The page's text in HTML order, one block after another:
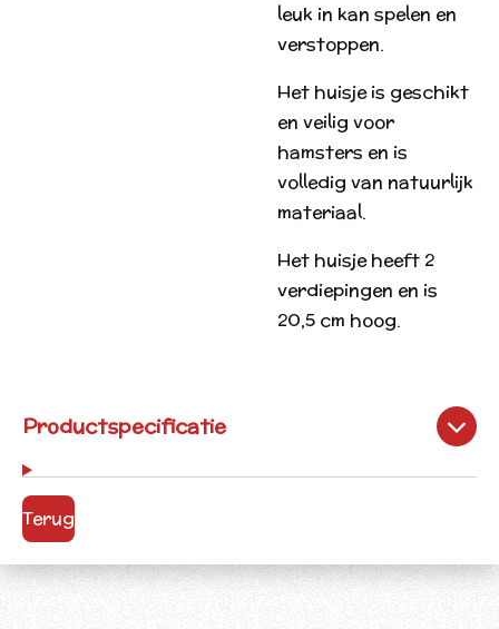
leuk in kan spelen en
verstoppen.
Het huisje is geschikt
en veilig voor
hamsters en is
volledig van natuurlijk
materiaal.
Het huisje heeft 2
verdiepingen en is
20,5 cm hoog.
Productspecificatie
Terug